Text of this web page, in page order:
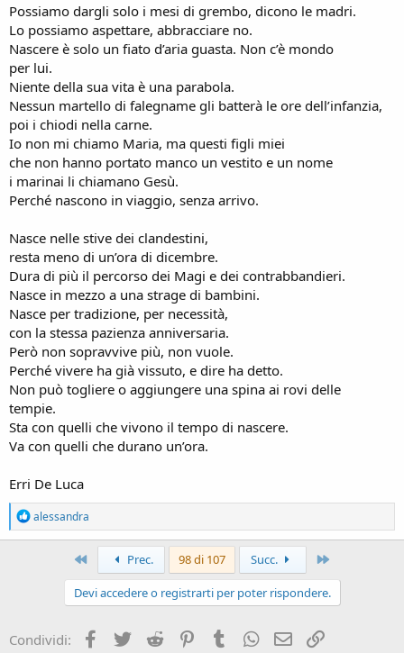
Possiamo dargli solo i mesi di grembo, dicono le madri.
Lo possiamo aspettare, abbracciare no.
Nascere è solo un fiato d’aria guasta. Non c’è mondo
per lui.
Niente della sua vita è una parabola.
Nessun martello di falegname gli batterà le ore dell’infanzia,
poi i chiodi nella carne.
Io non mi chiamo Maria, ma questi figli miei
che non hanno portato manco un vestito e un nome
i marinai li chiamano Gesù.
Perché nascono in viaggio, senza arrivo.
Nasce nelle stive dei clandestini,
resta meno di un’ora di dicembre.
Dura di più il percorso dei Magi e dei contrabbandieri.
Nasce in mezzo a una strage di bambini.
Nasce per tradizione, per necessità,
con la stessa pazienza anniversaria.
Però non sopravvive più, non vuole.
Perché vivere ha già vissuto, e dire ha detto.
Non può togliere o aggiungere una spina ai rovi delle
tempie.
Sta con quelli che vivono il tempo di nascere.
Va con quelli che durano un’ora.
Erri De Luca
R
e
a
:
alessandra
Primo Prec. 98 di 107 Succ.
Devi accedere o registrarti per poter rispondere.
Condividi: Facebook
Twitter Reddit PinterestTumblrWhatsApp
e-mail